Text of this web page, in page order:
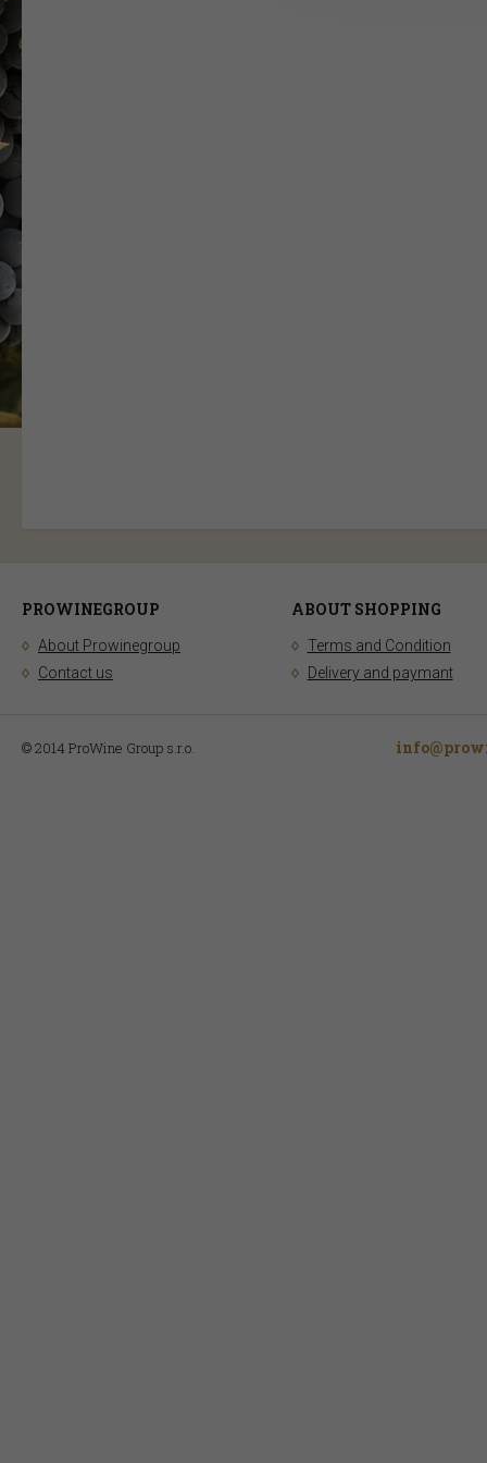
PROWINEGROUP
About Prowinegroup
Contact us
ABOUT SHOPPING
Terms and Condition
Delivery and paymant
© 2014 ProWine Group s.r.o.